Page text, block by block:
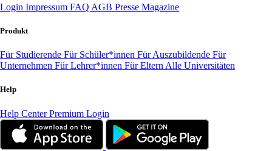
Login Impressum FAQ AGB Presse Magazine
Produkt
Für Studierende Für Schüler*innen Für Auszubildende Für
Unternehmen Für Lehrer*innen Für Eltern Alle Universitäten
Help
Help CenterPremium Login